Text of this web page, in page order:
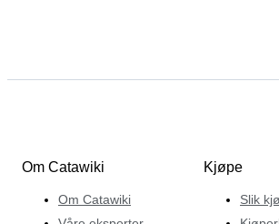
Om Catawiki
Om Catawiki
Kjøpe
Slik